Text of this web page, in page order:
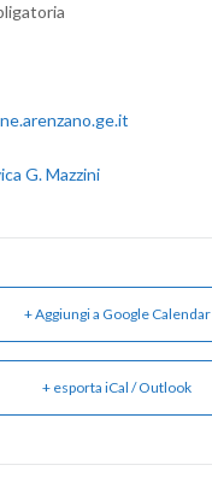
G. Mazzini
+ Aggiungi a Google Calendar
+ esporta iCal / Outlook